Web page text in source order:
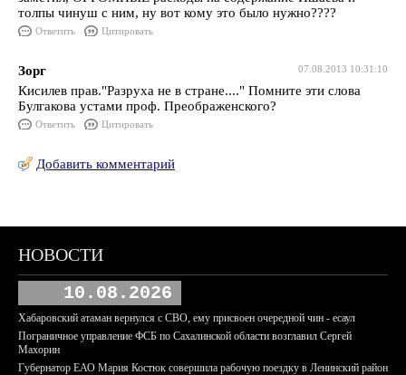
толпы чинуш с ним, ну вот кому это было нужно????
Ответить Цитировать
07.08.2013 10:31:10
Зорг
Кисилев прав."Разруха не в стране...." Помните эти слова
Булгакова устами проф. Преображенского?
Ответить Цитировать
Добавить комментарий
НОВОСТИ
10.08.2026
Хабаровский атаман вернулся с СВО, ему присвоен очередной чин - есаул
Пограничное управление ФСБ по Сахалинской области возглавил Сергей
Махорин
Губернатор ЕАО Мария Костюк совершила рабочую поездку в Ленинский район